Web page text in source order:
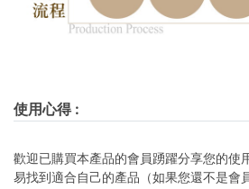
使用心得:
歡迎已購買本產品的會員踴躍分享您的使
易找到適合自己的產品（如果您還不是會